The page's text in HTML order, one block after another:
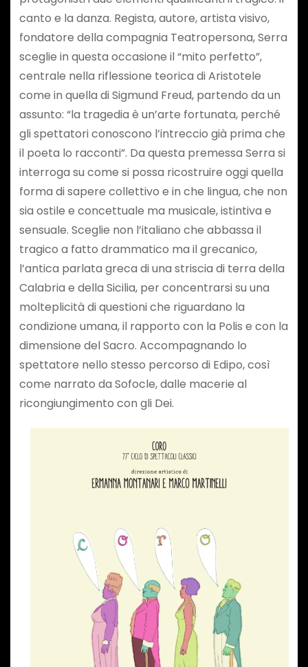
canto e la danza. Regista, autore, artista visivo,
fondatore della compagnia Teatropersona, Serra
sceglie in questa occasione il “mito perfetto”,
centrale nella riflessione teorica di Aristotele
come in quella di Sigmund Freud, partendo da un
assunto: “la tragedia è un’arte fortunata, perché
gli spettatori conoscono l’intreccio già prima che
il poeta lo racconti”. Da questa premessa Serra si
interroga su come si possa ricostruire oggi quella
forma di sapere collettivo e in che lingua, che non
sia ostile e concettuale ma musicale, istintiva e
sensuale. Sceglie non l’italiano che abbassa il
tragico a fatto drammatico ma il grecanico,
l’antica parlata greca di una striscia di terra della
Calabria e della Sicilia, per concentrarsi su una
molteplicità di questioni che riguardano la
condizione umana, il rapporto con la Polis e con la
dimensione del Sacro. Accompagnando lo
spettatore nello stesso percorso di Edipo, così
come narrato da Sofocle, dalle macerie al
ricongiungimento con gli Dei.